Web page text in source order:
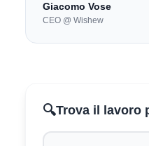
Giacomo Vose
CEO @ Wishew
🔍Trova il lavoro